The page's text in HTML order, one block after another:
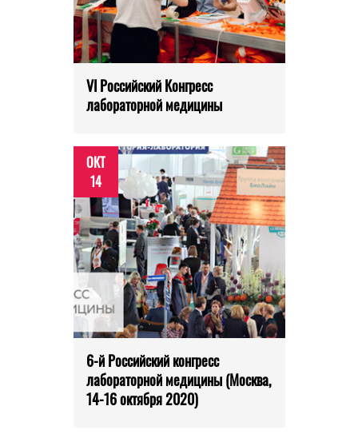
VI Российский Конгресс
лабораторной медицины
ОКТ
14
6-й Российский конгресс
лабораторной медицины (Москва,
14-16 октября 2020)